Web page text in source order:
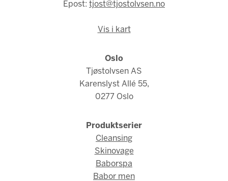
Epost: tjost@tjostolvsen.no
Vis i kart
Oslo
Tjøstolvsen AS
Karenslyst Allé 55,
0277 Oslo
Produktserier
Cleansing
Skinovage
Baborspa
Babor men